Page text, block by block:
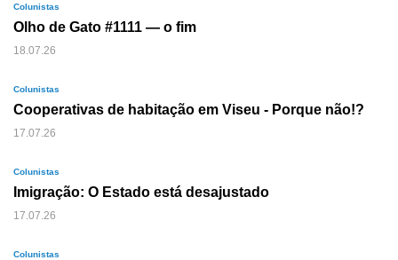
Colunistas
Olho de Gato #1111 — o fim
18.07.26
Colunistas
Cooperativas de habitação em Viseu - Porque não!?
17.07.26
Colunistas
Imigração: O Estado está desajustado
17.07.26
Colunistas